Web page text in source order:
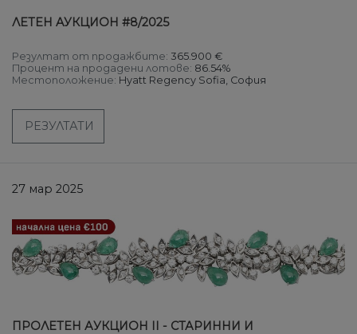
ЛЕТЕН AУКЦИОН #8/2025
Резултат от продажбите: 365.900 €
Процент на продадени лотове: 86.54%
Местоположение: Hyatt Regency Sofia, София
РЕЗУЛТАТИ
27 мар 2025
ПРОЛЕТЕН АУКЦИОН II - CТАРИННИ И